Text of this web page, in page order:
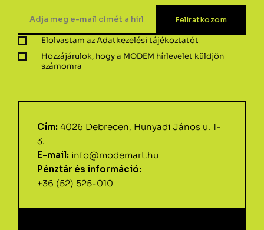
Elolvastam azAdatkezelési tájékoztatót
Hozzájárulok, hogy a MODEM hírlevelet küldjön
számomra
Cím: 4026 Debrecen, Hunyadi János u. 1-
3.
E-mail: info@modemart.hu
Pénztár és információ:
+36 (52) 525-010